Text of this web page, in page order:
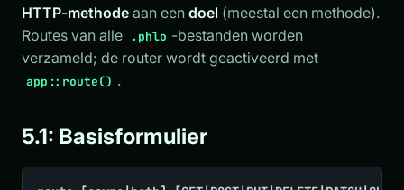
HTTP-methode aan een doel (meestal een methode).
Routes van alle
.phlo -bestanden worden
verzameld; de router wordt geactiveerd met
app::route() .
5.1: Basisformulier